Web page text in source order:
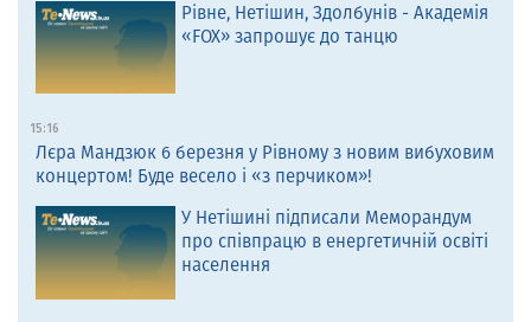
Рівне, Нетішин, Здолбунів - Академія
«FOX» запрошує до танцю
15:16
Лєра Мандзюк 6 березня у Рівному з новим вибуховим
концертом! Буде весело і «з перчиком»!
У Нетішині підписали Меморандум
про співпрацю в енергетичній освіті
населення